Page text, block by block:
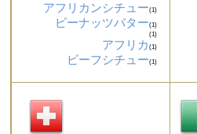
アフリカンシチュー(1)
ピーナッツバター(1)
(1)
アフリカ(1)
ビーフシチュー(1)